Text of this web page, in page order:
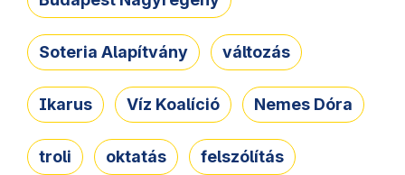
Soteria Alapítvány változás
Ikarus Víz Koalíció Nemes Dóra
troli oktatás felszólítás